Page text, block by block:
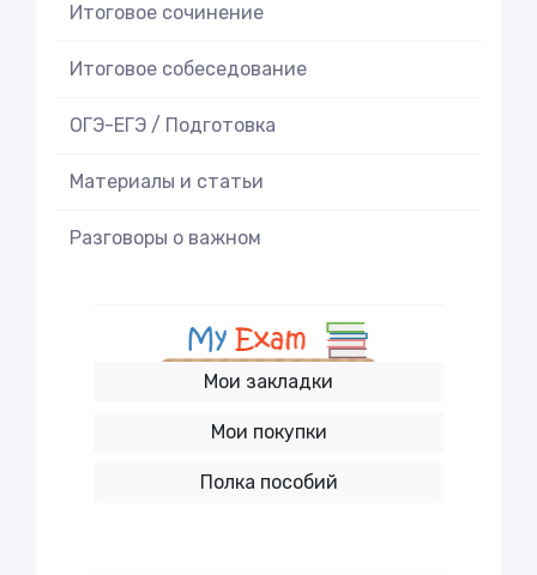
Итоговое cочинение
Итоговое cобеседование
ОГЭ-ЕГЭ / Подготовка
Материалы и статьи
Разговоры о важном
Мои закладки
Мои покупки
Полка пособий